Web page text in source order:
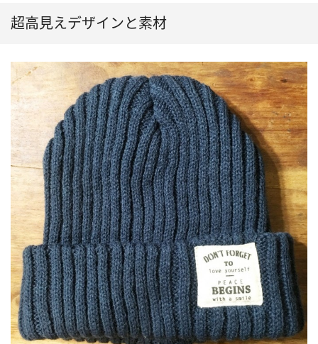
超高見えデザインと素材